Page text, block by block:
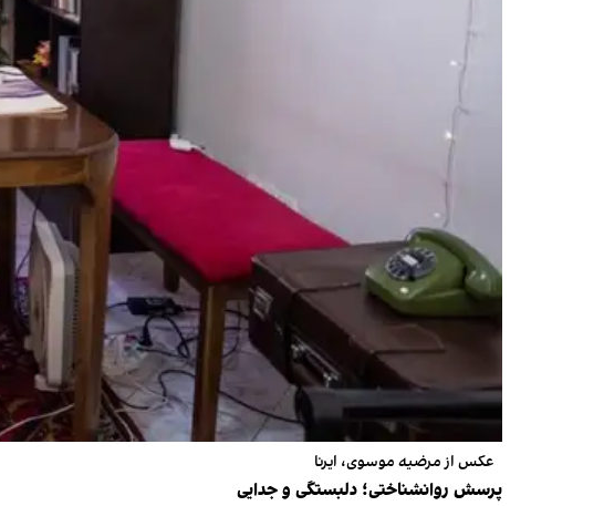
عکس از مرضیه موسوی، ایرنا
پرسش روانشناختی؛ دلبستگی و جدایی